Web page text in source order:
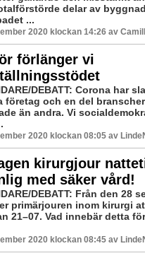
delar av
...
2020 klockan 14:26 av
förlänger vi
DEBATT: Corona har
företag och en del
än andra. Vi
2020 klockan 08:05 av
kirurgjour
med säker vård!
DEBATT: Från den 28
primärjouren inom kirurgi
21–07. Vad innebär detta
2020 klockan 08:45 av